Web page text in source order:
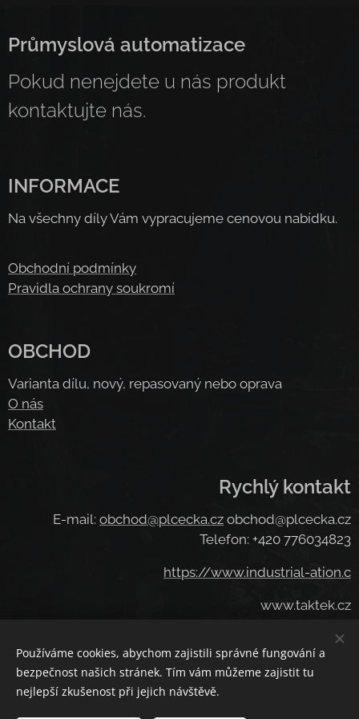
Průmyslová automatizace
Pokud nenejdete u nás produkt
kontaktujte nás.
INFORMACE
Na všechny díly Vám vypracujeme cenovou nabídku.
Obchodní podmínky
Pravidla ochrany soukromí
OBCHOD
Varianta dílu, nový, repasovaný nebo oprava
O nás
Kontakt
Rychlý kontakt
E-mail: obchod@plcecka.cz obchod@plcecka.cz
Telefon: +420 776034823
https://www.industrial-ation.c
www.taktek.cz
ek.cz
www.taktek.
Používáme cookies, abychom zajistili správné fungování a
bezpečnost našich stránek. Tím vám můžeme zajistit tu
nejlepší zkušenost při jejich návštěvě.